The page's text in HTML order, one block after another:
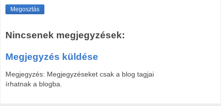
Megosztás
Nincsenek megjegyzések:
Megjegyzés küldése
Megjegyzés: Megjegyzéseket csak a blog tagjai
írhatnak a blogba.